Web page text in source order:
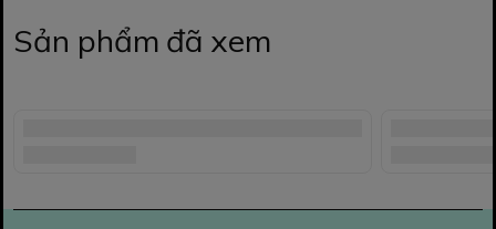
Sản phẩm đã xem